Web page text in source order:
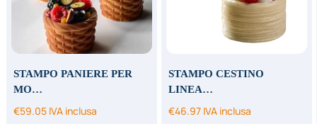
STAMPO PANIERE PER
MO…
€59.05 IVA inclusa
STAMPO CESTINO
LINEA…
€46.97 IVA inclusa